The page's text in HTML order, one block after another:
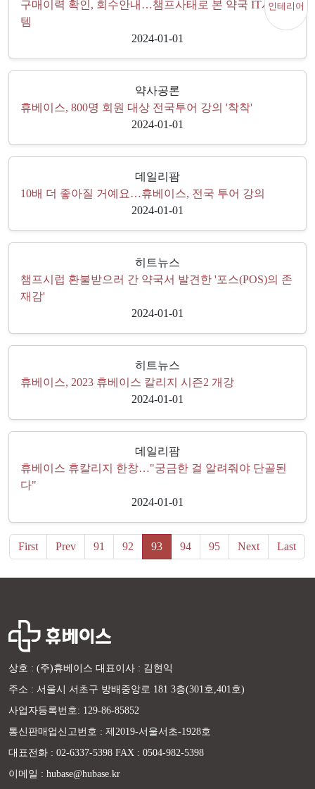
구매이력 확인, 회수안내…챔프사태로 본 약국 IT시스
템
2024-01-01
약사공론
휴베이스, 800명 회원 대상 전국투어 강의 '착착'
2024-01-01
데일리팜
10배 더 좋아질 거예요…휴베이스, 전국 투어 강의
2024-01-01
히트뉴스
챔프시럽 환불받으러 간 약국서 발견한 '포스(POS)의 존
재감'
2024-01-01
히트뉴스
휴베이스, 2023 휴베이스 칼리지 시즌2 개강
2024-01-01
데일리팜
휴베이스 휴칼리지 한창…"궁금한 걸 알려줘야 단골된
다"
2024-01-01
First Prev 91 92 93 94 95 Next Last
인테리어
상호 : (주)휴베이스 대표이사 : 김현익
주소 : 서울시 서초구 방배중앙로 181 3층(301호,401호)
사업자등록번호: 129-86-85852
통신판매업신고번호 : 제2019-서울서초-1928호
대표전화 : 02-6337-5398 FAX : 0504-982-5398
이메일 : hubase@hubase.kr